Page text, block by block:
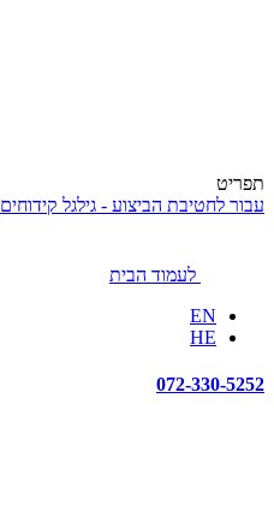
תפריט
עבור לחטיבת הביצוע - גילגל קידוחים
לעמוד הבית
EN
HE
072-330-5252